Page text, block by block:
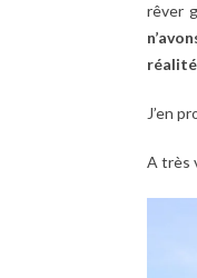
rêver
J’en
A très